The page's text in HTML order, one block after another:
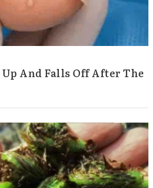
And Falls Off After The